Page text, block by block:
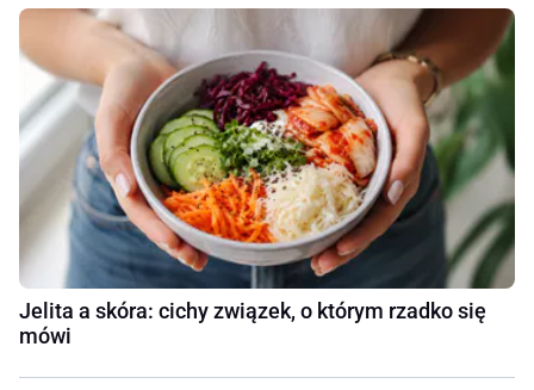
Jelita a skóra: cichy związek, o którym rzadko się
mówi